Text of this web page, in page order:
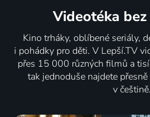
Videotéka
Kino trháky, oblíbené seriály,
i pohádky pro děti. V Lepší.TV
přes 15 000 různých filmů a
tak jednoduše najdete
v češtině.